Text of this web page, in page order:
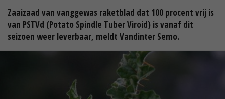
Zaaizaad van vanggewas raketblad dat 100 procent vrij is
van PSTVd (Potato Spindle Tuber Viroid) is vanaf dit
seizoen weer leverbaar, meldt Vandinter Semo.